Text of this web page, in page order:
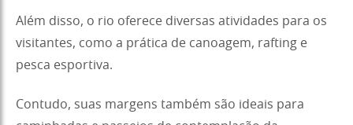
Além disso, o rio oferece diversas atividades para os
visitantes, como a prática de canoagem, rafting e
pesca esportiva.
Contudo, suas margens também são ideais para